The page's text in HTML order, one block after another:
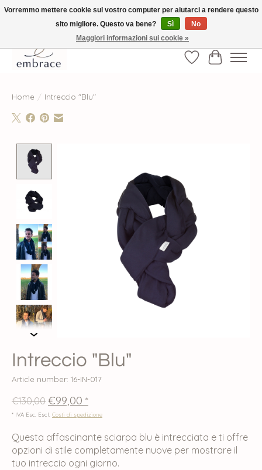
√ Versandkostenfrei ab € 40-, √ Made with Love and Happiness √Exklusiv und
nur hier im Onlineshop √high-quality & long-lasting fashion
Lista deiCarrello
Home / Intreccio "Blu"
Intreccio "Blu"
Article number: 16-IN-017
€130,00 €99,00 *
* IVA Esc. Escl. Costi di spedizione
Questa affascinante sciarpa blu è intrecciata e ti offre
opzioni di stile completamente nuove per mostrare il
tuo intreccio ogni giorno.
Vorremmo mettere cookie sul vostro computer per aiutarci a rendere questo
sito migliore. Questo va bene?
Sì
No
Maggiori informazioni sui cookie »